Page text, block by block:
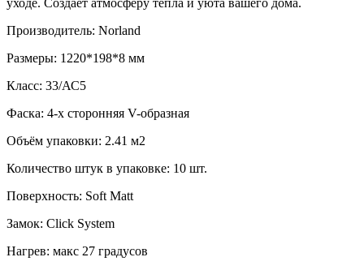
Производитель: Norland
Размеры: 1220*198*8 мм
Класс: 33/АС5
Фаска: 4-х сторонняя V-образная
Объём упаковки: 2.41 м2
Количество штук в упаковке: 10 шт.
Поверхность: Soft Matt
Замок: Click System
Нагрев: макс 27 градусов